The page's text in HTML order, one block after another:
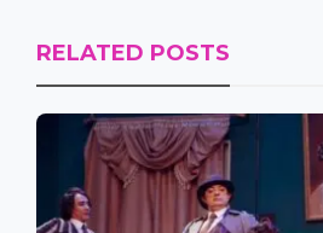
RELATED POSTS